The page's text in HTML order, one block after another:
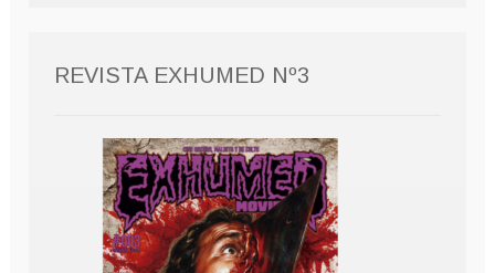
REVISTA EXHUMED Nº3